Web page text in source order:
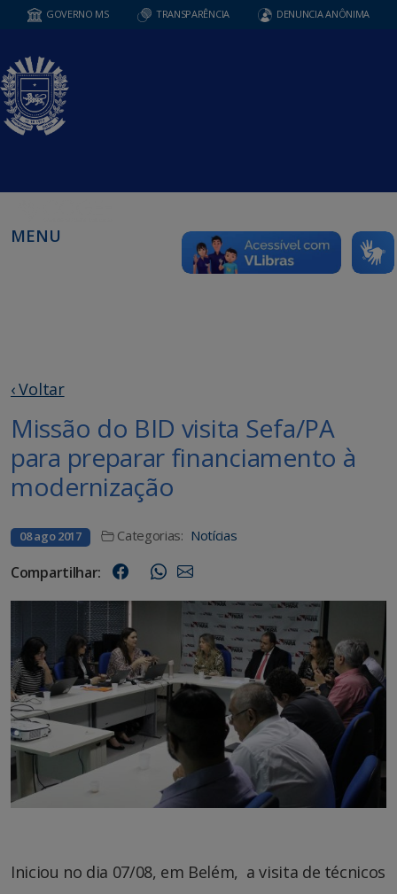
GOVERNO MS TRANSPARÊNCIA DENUNCIA ANÔNIMA
MENU
‹ Voltar
Missão do BID visita Sefa/PA
para preparar financiamento à
modernização
08 ago 2017 Categorias: Notícias
Compartilhar:
Iniciou no dia 07/08, em Belém, a visita de técnicos